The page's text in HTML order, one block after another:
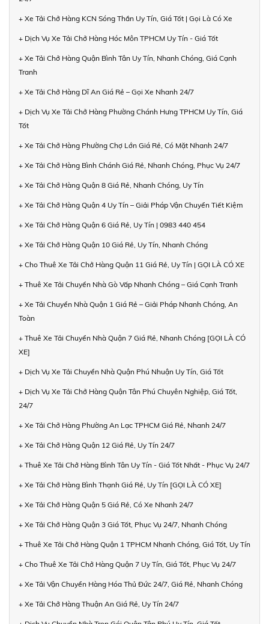
+ Xe Tải Chở Hàng KCN Sóng Thần Uy Tín, Giá Tốt | Gọi Là Có Xe
+ Dịch Vụ Xe Tải Chở Hàng Hóc Môn TPHCM Uy Tín - Giá Tốt
+ Xe Tải Chở Hàng Quận Bình Tân Uy Tín, Nhanh Chóng, Giá Cạnh
Tranh
+ Xe Tải Chở Hàng Dĩ An Giá Rẻ – Gọi Xe Nhanh 24/7
+ Dịch Vụ Xe Tải Chở Hàng Phường Chánh Hưng TPHCM Uy Tín, Giá
Tốt
+ Xe Tải Chở Hàng Phường Chợ Lớn Giá Rẻ, Có Mặt Nhanh 24/7
+ Xe Tải Chở Hàng Bình Chánh Giá Rẻ, Nhanh Chóng, Phục Vụ 24/7
+ Xe Tải Chở Hàng Quận 8 Giá Rẻ, Nhanh Chóng, Uy Tín
+ Xe Tải Chở Hàng Quận 4 Uy Tín – Giải Pháp Vận Chuyển Tiết Kiệm
+ Xe Tải Chở Hàng Quận 6 Giá Rẻ, Uy Tín | 0983 440 454
+ Xe Tải Chở Hàng Quận 10 Giá Rẻ, Uy Tín, Nhanh Chóng
+ Cho Thuê Xe Tải Chở Hàng Quận 11 Giá Rẻ, Uy Tín | GỌI LÀ CÓ XE
+ Thuê Xe Tải Chuyển Nhà Gò Vấp Nhanh Chóng – Giá Cạnh Tranh
+ Xe Tải Chuyển Nhà Quận 1 Giá Rẻ – Giải Pháp Nhanh Chóng, An
Toàn
+ Thuê Xe Tải Chuyển Nhà Quận 7 Giá Rẻ, Nhanh Chóng [GỌI LÀ CÓ
XE]
+ Dịch Vụ Xe Tải Chuyển Nhà Quận Phú Nhuận Uy Tín, Giá Tốt
+ Dịch Vụ Xe Tải Chở Hàng Quận Tân Phú Chuyên Nghiệp, Giá Tốt,
24/7
+ Xe Tải Chở Hàng Phường An Lạc TPHCM Giá Rẻ, Nhanh 24/7
+ Xe Tải Chở Hàng Quận 12 Giá Rẻ, Uy Tín 24/7
+ Thuê Xe Tải Chở Hàng Bình Tân Uy Tín - Giá Tốt Nhất - Phục Vụ 24/7
+ Xe Tải Chở Hàng Bình Thạnh Giá Rẻ, Uy Tín [GỌI LÀ CÓ XE]
+ Xe Tải Chở Hàng Quận 5 Giá Rẻ, Có Xe Nhanh 24/7
+ Xe Tải Chở Hàng Quận 3 Giá Tốt, Phục Vụ 24/7, Nhanh Chóng
+ Thuê Xe Tải Chở Hàng Quận 1 TPHCM Nhanh Chóng, Giá Tốt, Uy Tín
+ Cho Thuê Xe Tải Chở Hàng Quận 7 Uy Tín, Giá Tốt, Phục Vụ 24/7
+ Xe Tải Vận Chuyển Hàng Hóa Thủ Đức 24/7, Giá Rẻ, Nhanh Chóng
+ Xe Tải Chở Hàng Thuận An Giá Rẻ, Uy Tín 24/7